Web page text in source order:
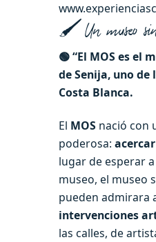
🖌️ Un museo
🟢 “El MOS es el
de Senija, uno de
Costa Blanca.
El MOS nació con
poderosa:
lugar de esperar
museo, el museo
pueden admirara
intervenciones
las calles, de